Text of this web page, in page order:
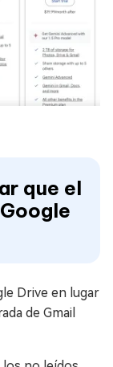
que el
Drive en lugar
de Gmail